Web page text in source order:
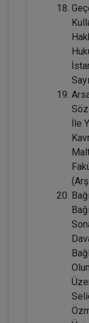
Hukuku
360 TL
İle